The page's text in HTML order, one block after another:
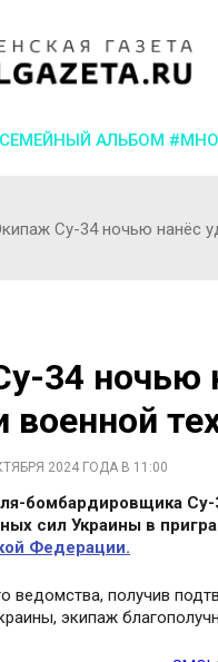
СЕМЕЙНЫЙ АЛЬБОМ
Су-34 ночью нанёс
34 ночью
военной
2024 ГОДА В 11:00
бомбардировщика
сил Украины в
Федерации.
ведомства, получив
экипаж